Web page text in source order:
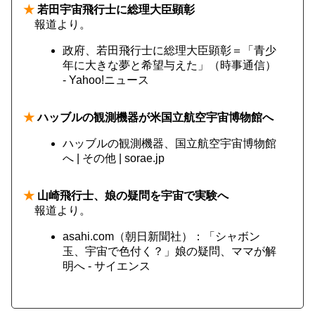
★ 若田宇宙飛行士に総理大臣顕彰
報道より。
政府、若田飛行士に総理大臣顕彰＝「青少
年に大きな夢と希望与えた」（時事通信）
- Yahoo!ニュース
★ハッブルの観測機器が米国立航空宇宙博物館へ
ハッブルの観測機器、国立航空宇宙博物館
へ | その他 | sorae.jp
★ 山崎飛行士、娘の疑問を宇宙で実験へ
報道より。
asahi.com（朝日新聞社）：「シャボン
玉、宇宙で色付く？」娘の疑問、ママが解
明へ - サイエンス